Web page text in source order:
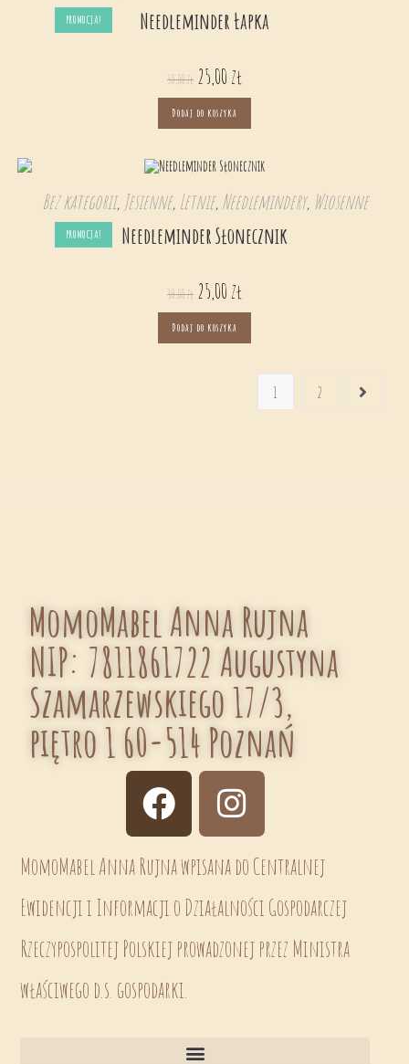
PROMOCJA! Needleminder Łapka
30,00zł 25,00 zł
Dodaj do koszyka
PROMOCJA!
Bez kategorii, Jesienne, Letnie,Needlemindery, Wiosenne
Needleminder Słonecznik
30,00zł 25,00 zł
Dodaj do koszyka
1 2
MomoMabel Anna Rujna
NIP: 7811861722 Augustyna
Szamarzewskiego 17/3,
piętro 1 60-514 Poznań
MomoMabel Anna Rujna wpisana do Centralnej
Ewidencji i Informacji o Działalności Gospodarczej
Rzeczypospolitej Polskiej prowadzonej przez Ministra
właściwego d.s. gospodarki.